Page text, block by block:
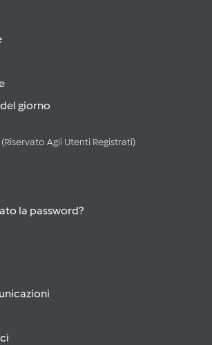
giorno
(riservato Agli Utenti Registrati)
la password?